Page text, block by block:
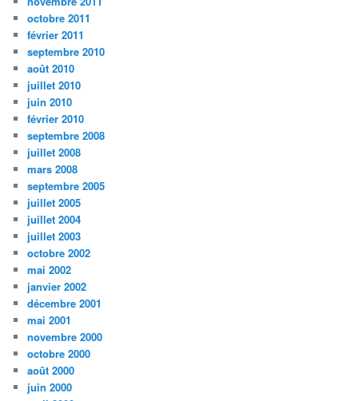
octobre 2011
février 2011
septembre 2010
août 2010
juillet 2010
juin 2010
février 2010
septembre 2008
juillet 2008
mars 2008
septembre 2005
juillet 2005
juillet 2004
juillet 2003
octobre 2002
mai 2002
janvier 2002
décembre 2001
mai 2001
novembre 2000
octobre 2000
août 2000
juin 2000